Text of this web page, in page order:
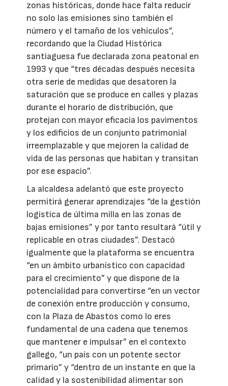
zonas históricas, donde hace falta reducir
no solo las emisiones sino también el
número y el tamaño de los vehículos”,
recordando que la Ciudad Histórica
santiaguesa fue declarada zona peatonal en
1993 y que “tres décadas después necesita
otra serie de medidas que desatoren la
saturación que se produce en calles y plazas
durante el horario de distribución, que
protejan con mayor eficacia los pavimentos
y los edificios de un conjunto patrimonial
irreemplazable y que mejoren la calidad de
vida de las personas que habitan y transitan
por ese espacio”.
La alcaldesa adelantó que este proyecto
permitirá generar aprendizajes “de la gestión
logística de última milla en las zonas de
bajas emisiones” y por tanto resultará “útil y
replicable en otras ciudades”. Destacó
igualmente que la plataforma se encuentra
“en un ámbito urbanístico con capacidad
para el crecimiento” y que dispone de la
potencialidad para convertirse “en un vector
de conexión entre producción y consumo,
con la Plaza de Abastos como lo eres
fundamental de una cadena que tenemos
que mantener e impulsar” en el contexto
gallego, “un país con un potente sector
primario” y “dentro de un instante en que la
calidad y la sostenibilidad alimentar son